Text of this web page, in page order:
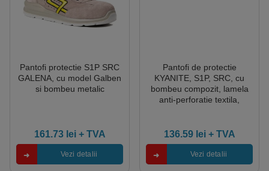
Pantofi protectie S1P SRC
GALENA, cu model Galben
si bombeu metalic
161.73 lei+ TVA
Vezi detalii
Pantofi de protectie
KYANITE, S1P, SRC, cu
bombeu compozit, lamela
anti-perforatie textila,
136.59 lei+ TVA
Vezi detalii